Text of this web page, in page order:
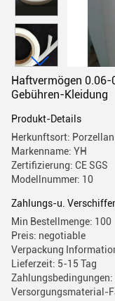
Haftvermögen
Gebühren-Kleidung
Produkt-Details
Herkunftsort: Porzellan
Markenname: YH
Zertifizierung: CE SGS
Modellnummer: 10
Zahlungs-u.
Min Bestellmenge: 100
Preis: negotiable
Verpackung
Lieferzeit: 5-15 Tag
Zahlungsbedingungen:
Versorgungsmaterial-